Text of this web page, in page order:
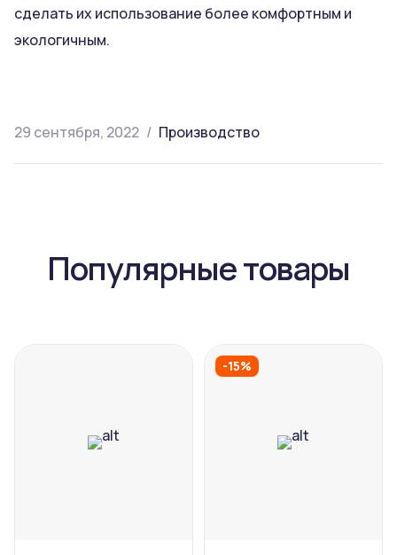
сделать их использование более комфортным и
экологичным.
29 сентября, 2022 Производство
Популярные товары
-15%